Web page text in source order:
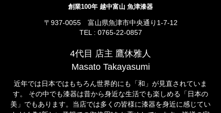
創業100年 越中富山 魚津漆器
〒937-0055 富山県魚津市中央通り1-7-12
TEL : 0765-22-0857
4代目 店主 鷹休雅人
Masato Takayasumi
近年では日本ではもちろん世界的にも「和」が見直されていま
す。 その中でも漆器は昔から身近な生活でも楽しめる「日本の
美」でもあります。当店では多くの皆様に漆器を身近に感じてい